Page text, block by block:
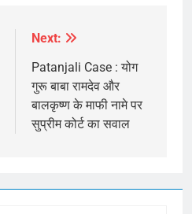
Next:
Patanjali Case : योग
गुरू बाबा रामदेव और
बालकृष्ण के माफी नामे पर
सुप्रीम कोर्ट का सवाल